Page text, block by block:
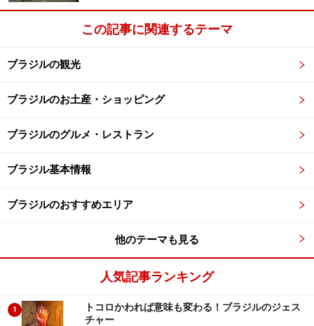
お勧めのアクティビティ
■サッカー観戦
サンパウロには、コリンチャンス、パルメイラス、サン
パウロ、サントス（サントス市）など強豪クラブの本拠
地があり、サンパウロ州選手権（カンピオナート・パウ
■音楽、舞台鑑賞
優雅なひとときを過ごせます。
週末は、各地で民芸品、アンティーク、アート、食品な
どを売る市が立ちます。有名なのは、レプブリカ広場
この記事に関連するテーマ
ブラジルの観光
ブラジルのお土産・ショッピング
ブラジルのグルメ・レストラン
ブラジル基本情報
ブラジルのおすすめエリア
他のテーマも見る
人気記事ランキング
1
トコロかわれば意味も変わる！ブラジルのジェス
チャー